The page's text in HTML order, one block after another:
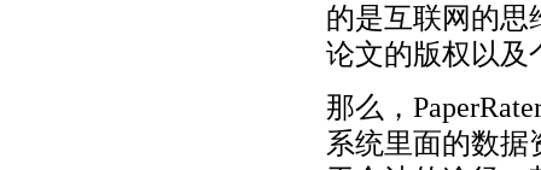
的是互联网的思
论文的版权以及
那么，
系统里面的数